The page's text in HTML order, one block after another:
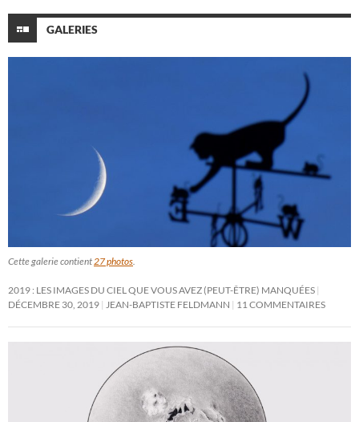
GALERIES
Cette galerie contient27 photos.
2019 : LES IMAGES DU CIEL QUE VOUS AVEZ (PEUT-ÊTRE) MANQUÉES
DÉCEMBRE 30, 2019 JEAN-BAPTISTE FELDMANN 11 COMMENTAIRES